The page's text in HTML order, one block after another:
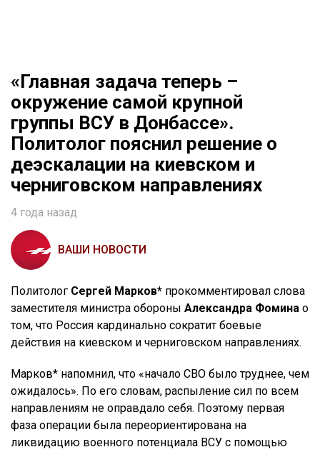
«Главная задача теперь –
окружение самой крупной
группы ВСУ в Донбассе».
Политолог пояснил решение о
деэскалации на киевском и
черниговском направлениях
4 года назад
ВАШИ НОВОСТИ
Политолог Сергей Марков* прокомментировал слова
заместителя министра обороны Александра Фомина о
том, что Россия кардинально сократит боевые
действия на киевском и черниговском направлениях.
Марков* напомнил, что «начало СВО было труднее, чем
ожидалось». По его словам, распыление сил по всем
направлениям не оправдало себя. Поэтому первая
фаза операции была переориентирована на
ликвидацию военного потенциала ВСУ с помощью